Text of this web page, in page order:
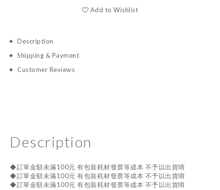
Add to Wishlist
Description
Shipping & Payment
Customer Reviews
Description
◆訂單金額未滿100元 有包裝耗材發票等成本 不予以出貨唷
◆訂單金額未滿100元 有包裝耗材發票等成本 不予以出貨唷
◆訂單金額未滿100元 有包裝耗材發票等成本 不予以出貨唷